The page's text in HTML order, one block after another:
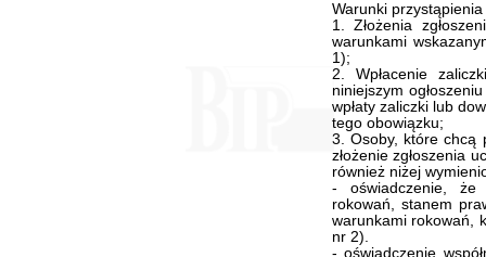
Warunki
1. Złożenia
warunkami
1);
2. Wpłacenie
niniejszym
wpłaty zaliczki lub
tego obowiązku;
3. Osoby, które chcą
złożenie zgłoszenia
również niżej
- oświadczenie, że
rokowań, stanem
warunkami rokowań,
nr 2).
- oświadczenie